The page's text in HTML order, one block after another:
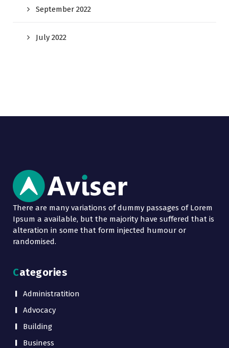
September 2022
July 2022
There are many variations of dummy passages of Lorem
Ipsum a available, but the majority have suffered that is
alteration in some that form injected humour or
randomised.
Categories
Administratition
Advocacy
Building
Business